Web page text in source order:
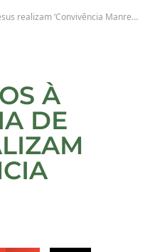
realizam ‘Convivência Manresa’
À
DE